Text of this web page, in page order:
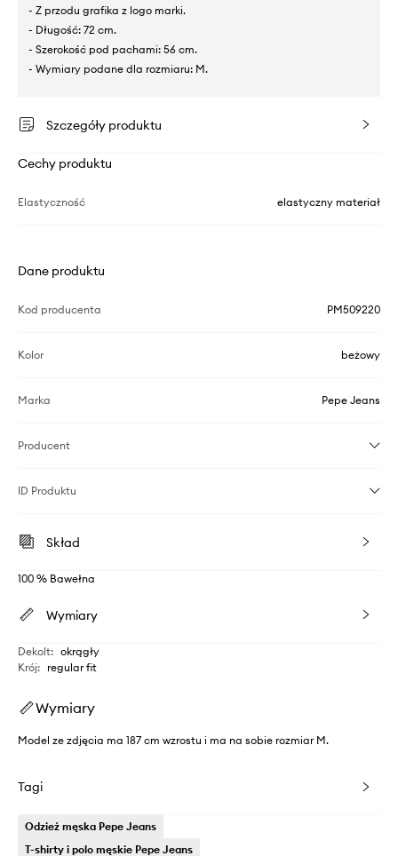
- Z przodu grafika z logo marki.
- Długość: 72 cm.
- Szerokość pod pachami: 56 cm.
- Wymiary podane dla rozmiaru: M.
Szczegóły produktu
Cechy produktu
Elastyczność elastyczny materiał
Dane produktu
Kod producenta PM509220
Kolor beżowy
Marka Pepe Jeans
Producent
ID Produktu
Skład
100 % Bawełna
Wymiary
Dekolt: okrągły
Krój: regular fit
Wymiary
Model ze zdjęcia ma 187 cm wzrostu i ma na sobie rozmiar M.
Tagi
Odzież męska Pepe Jeans
T-shirty i polo męskie Pepe Jeans